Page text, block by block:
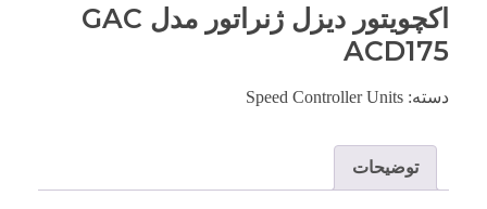
اکچویتور دیزل ژنراتور مدل GAC
ACD175
دسته: Speed Controller Units
توضیحات